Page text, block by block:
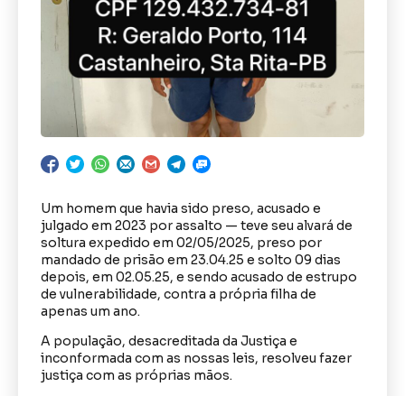
Um homem que havia sido preso, acusado e
julgado em 2023 por assalto — teve seu alvará de
soltura expedido em 02/05/2025, preso por
mandado de prisão em 23.04.25 e solto 09 dias
depois, em 02.05.25, e sendo acusado de estrupo
de vulnerabilidade, contra a própria filha de
apenas um ano.
A população, desacreditada da Justiça e
inconformada com as nossas leis, resolveu fazer
justiça com as próprias mãos.